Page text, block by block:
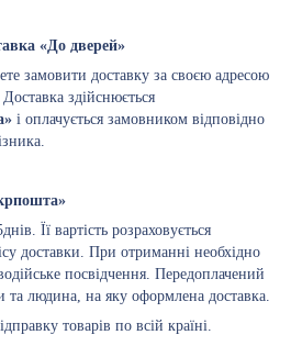
«До дверей»
замовити доставку за своєю адресою
здійснюється
і оплачується замовником відповідно
Її вартість розраховується
доставки. При отриманні необхідно
посвідчення. Передоплачений
та людина, на яку оформлена доставка.
товарів по всій країні.